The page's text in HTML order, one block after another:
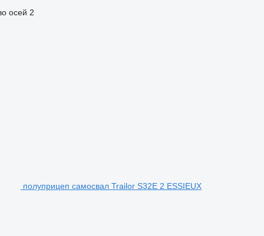
осей 2
полуприцеп самосвал Trailor S32E 2 ESSIEUX